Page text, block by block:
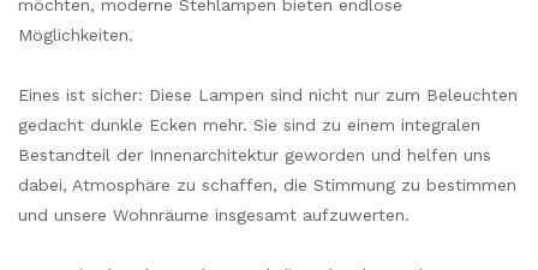
möchten, moderne Stehlampen bieten endlose
Möglichkeiten.
Eines ist sicher: Diese Lampen sind nicht nur zum Beleuchten
gedacht dunkle Ecken mehr. Sie sind zu einem integralen
Bestandteil der Innenarchitektur geworden und helfen uns
dabei, Atmosphäre zu schaffen, die Stimmung zu bestimmen
und unsere Wohnräume insgesamt aufzuwerten.